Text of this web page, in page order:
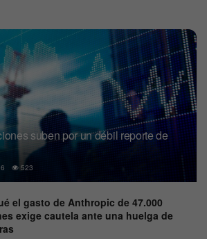
suben por un débil reporte de
523
el gasto de Anthropic de 47.000
exige cautela ante una huelga de